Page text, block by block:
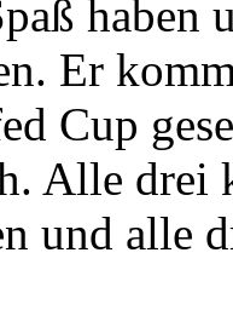
haben
Er
Cup
Alle drei
und alle